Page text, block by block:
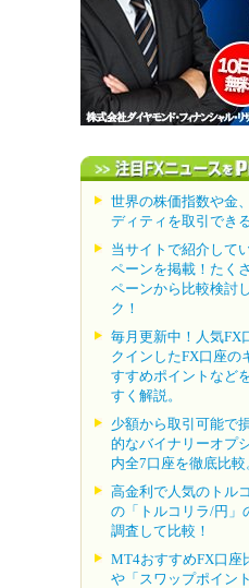
世界の株価指数や金
ディティを取引でき
当サイトで紹介して
ペーンを掲載！たく
ペーンから比較検討
ク！
毎月更新中！人気FX
クインしたFX口座の
すすめポイントなど
すく解説。
少額から取引可能で
的なバイナリーオプ
内全7口座を徹底比較
高金利で人気のトル
の「トルコリラ/円」
調査して比較！
MT4おすすめFX口座
や「スワップポイン